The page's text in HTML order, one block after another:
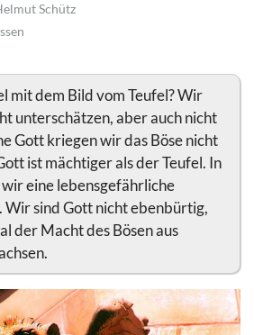
Schütz
mit dem Bild vom Teufel? Wir
unterschätzen, aber auch nicht
Gott kriegen wir das Böse nicht
ist mächtiger als der Teufel. In
eine lebensgefährliche
Wir sind Gott nicht ebenbürtig,
der Macht des Bösen aus